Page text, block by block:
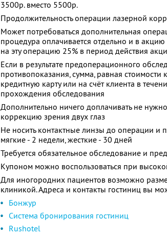
3500р. вместо 5500р.
Продолжительность операции лазерной
Может потребоваться дополнительная
процедура оплачивается отдельно и в
на эту операцию 25% в период действия
Если в результате предоперационного
противопоказания, сумма, равная стоимости
кредитную карту или на счёт клиента в
прохождения обследования
Дополнительно ничего доплачивать не
коррекцию зрения двух глаз
Не носить контактные линзы до операции и
мягкие - 2 недели, жесткие - 30 дней
Требуется обязательное обследование и
Купоном можно воспользоваться при
Для иногородних пациентов возможно
клиникой. Адреса и контакты гостиниц вы
Бонжур
Система бронирования гостиниц
Rushotel